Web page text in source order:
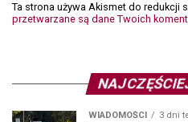
Ta strona używa Akismet do redukcji
przetwarzane są dane Twoich
WIADOMOŚCI 3 dni